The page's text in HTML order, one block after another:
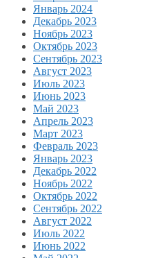
Январь 2024
Декабрь 2023
Ноябрь 2023
Октябрь 2023
Сентябрь 2023
Август 2023
Июль 2023
Июнь 2023
Май 2023
Апрель 2023
Март 2023
Февраль 2023
Январь 2023
Декабрь 2022
Ноябрь 2022
Октябрь 2022
Сентябрь 2022
Август 2022
Июль 2022
Июнь 2022